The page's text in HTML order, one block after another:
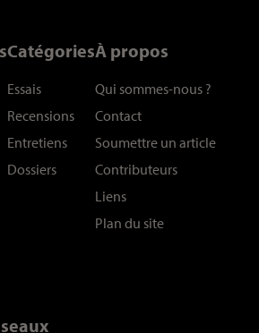
Catégories
Essais
Recensions
Entretiens
Dossiers
À propos
Qui sommes-nous ?
Contact
Soumettre un article
Contributeurs
Liens
Plan du site